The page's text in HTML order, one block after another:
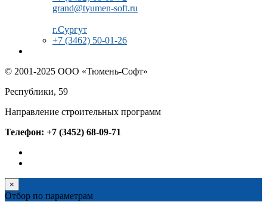
grand@tyumen-soft.ru
г.Сургут
+7 (3462) 50-01-26
© 2001-2025 ООО «Тюмень-Софт»
Республики, 59
Направление строительных программ
Телефон: +7 (3452) 68-09-71
×
Отбор по параметрам